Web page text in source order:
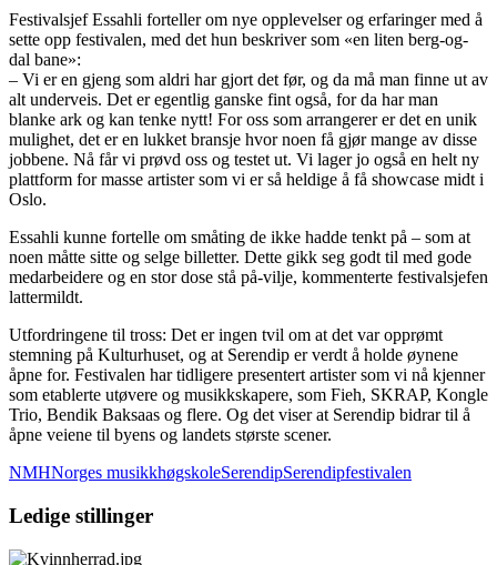
Festivalsjef Essahli forteller om nye opplevelser og erfaringer med å
sette opp festivalen, med det hun beskriver som «en liten berg-og-
dal bane»:
– Vi er en gjeng som aldri har gjort det før, og da må man finne ut av
alt underveis. Det er egentlig ganske fint også, for da har man
blanke ark og kan tenke nytt! For oss som arrangerer er det en unik
mulighet, det er en lukket bransje hvor noen få gjør mange av disse
jobbene. Nå får vi prøvd oss og testet ut. Vi lager jo også en helt ny
plattform for masse artister som vi er så heldige å få showcase midt i
Oslo.
Essahli kunne fortelle om småting de ikke hadde tenkt på – som at
noen måtte sitte og selge billetter. Dette gikk seg godt til med gode
medarbeidere og en stor dose stå på-vilje, kommenterte festivalsjefen
lattermildt.
Utfordringene til tross: Det er ingen tvil om at det var opprømt
stemning på Kulturhuset, og at Serendip er verdt å holde øynene
åpne for. Festivalen har tidligere presentert artister som vi nå kjenner
som etablerte utøvere og musikkskapere, som Fieh, SKRAP, Kongle
Trio, Bendik Baksaas og flere. Og det viser at Serendip bidrar til å
åpne veiene til byens og landets største scener.
NMHNorges musikkhøgskoleSerendipSerendipfestivalen
Ledige stillinger